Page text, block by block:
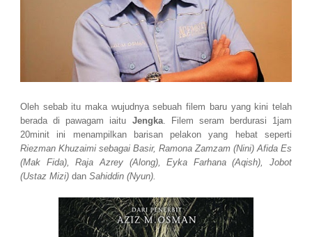
Oleh sebab itu maka wujudnya sebuah filem baru yang kini telah
berada di pawagam iaitu Jengka. Filem seram berdurasi 1jam
20minit ini menampilkan barisan pelakon yang hebat seperti
Riezman Khuzaimi sebagai Basir, Ramona Zamzam (Nini) Afida Es
(Mak Fida), Raja Azrey (Along), Eyka Farhana (Aqish), Jobot
(Ustaz Mizi) dan Sahiddin (Nyun).